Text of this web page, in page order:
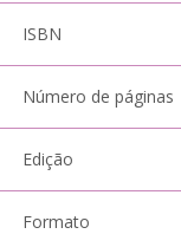
ISBN
Número de páginas
Edição
Formato